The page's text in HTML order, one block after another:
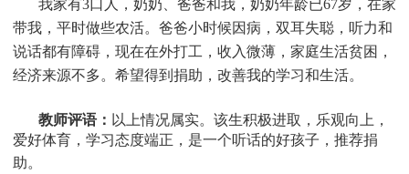
我家有3口人，奶奶、爸爸和我，奶奶年龄已67岁，在家
带我，平时做些农活。爸爸小时候因病，双耳失聪，听力和
说话都有障碍，现在在外打工，收入微薄，家庭生活贫困，
经济来源不多。希望得到捐助，改善我的学习和生活。
教师评语： 以上情况属实。该生积极进取，乐观向上，
爱好体育，学习态度端正，是一个听话的好孩子，推荐捐
助。